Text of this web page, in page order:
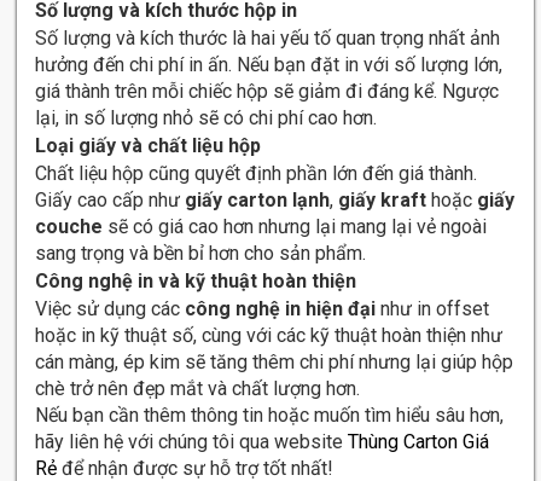
Số lượng và kích thước hộp in
Số lượng và kích thước là hai yếu tố quan trọng nhất ảnh
hưởng đến chi phí in ấn. Nếu bạn đặt in với số lượng lớn,
giá thành trên mỗi chiếc hộp sẽ giảm đi đáng kể. Ngược
lại, in số lượng nhỏ sẽ có chi phí cao hơn.
Loại giấy và chất liệu hộp
Chất liệu hộp cũng quyết định phần lớn đến giá thành.
Giấy cao cấp như giấy carton lạnh, giấy kraft hoặc giấy
couche sẽ có giá cao hơn nhưng lại mang lại vẻ ngoài
sang trọng và bền bỉ hơn cho sản phẩm.
Công nghệ in và kỹ thuật hoàn thiện
Việc sử dụng các công nghệ in hiện đại như in offset
hoặc in kỹ thuật số, cùng với các kỹ thuật hoàn thiện như
cán màng, ép kim sẽ tăng thêm chi phí nhưng lại giúp hộp
chè trở nên đẹp mắt và chất lượng hơn.
Nếu bạn cần thêm thông tin hoặc muốn tìm hiểu sâu hơn,
hãy liên hệ với chúng tôi qua websiteThùng Carton Giá
Rẻ để nhận được sự hỗ trợ tốt nhất!